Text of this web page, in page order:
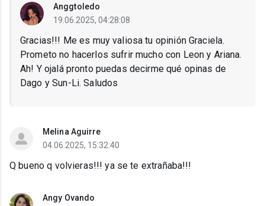
Anggtoledo
19.06.2025, 04:28:08
Gracias!!! Me es muy valiosa tu opinión Graciela.
Prometo no hacerlos sufrir mucho con Leon y Ariana.
Ah! Y ojalá pronto puedas decirme qué opinas de
Dago y Sun-Li. Saludos
Melina Aguirre
04.06.2025, 15:32:40
Q bueno q volvieras!!! ya se te extrañaba!!!
Angy Ovando